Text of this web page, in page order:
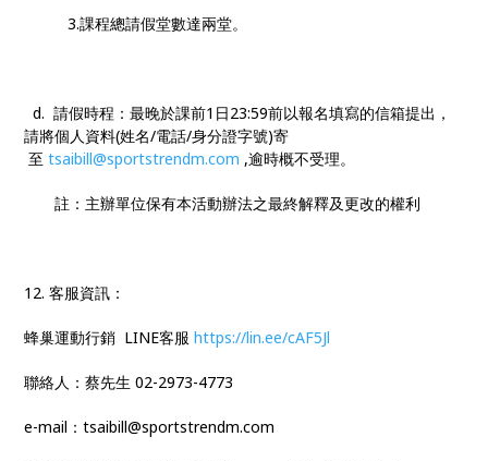
3.課程總請假堂數達兩堂。
d. 請假時程：最晚於課前1日23:59前以報名填寫的信箱提出，
請將個人資料(姓名/電話/身分證字號)寄
至tsaibill@sportstrendm.com ,逾時概不受理。
註：主辦單位保有本活動辦法之最終解釋及更改的權利
12. 客服資訊：
蜂巢運動行銷 LINE客服https://lin.ee/cAF5Jl
聯絡人：蔡先生 02-2973-4773
e-mail：tsaibill@sportstrendm.com